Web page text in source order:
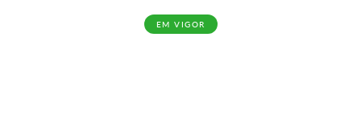
EM VIGOR